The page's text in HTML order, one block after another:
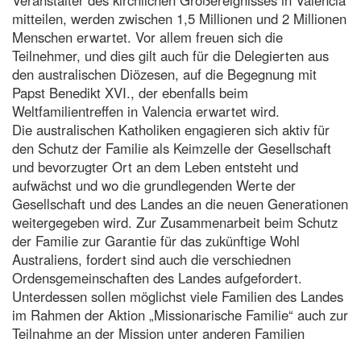
mitteilen, werden zwischen 1,5 Millionen und 2 Millionen
Menschen erwartet. Vor allem freuen sich die
Teilnehmer, und dies gilt auch für die Delegierten aus
den australischen Diözesen, auf die Begegnung mit
Papst Benedikt XVI., der ebenfalls beim
Weltfamilientreffen in Valencia erwartet wird.
Die australischen Katholiken engagieren sich aktiv für
den Schutz der Familie als Keimzelle der Gesellschaft
und bevorzugter Ort an dem Leben entsteht und
aufwächst und wo die grundlegenden Werte der
Gesellschaft und des Landes an die neuen Generationen
weitergegeben wird. Zur Zusammenarbeit beim Schutz
der Familie zur Garantie für das zukünftige Wohl
Australiens, fordert sind auch die verschiednen
Ordensgemeinschaften des Landes aufgefordert.
Unterdessen sollen möglichst viele Familien des Landes
im Rahmen der Aktion „Missionarische Familie“ auch zur
Teilnahme an der Mission unter anderen Familien